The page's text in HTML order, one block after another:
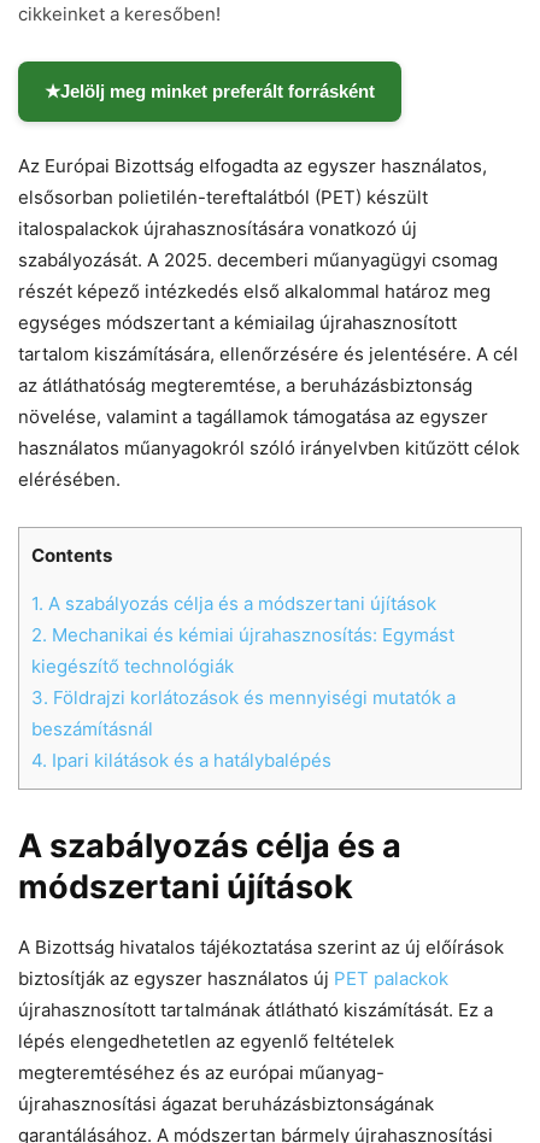
cikkeinket a keresőben!
★Jelölj meg minket preferált forrásként
Az Európai Bizottság elfogadta az egyszer használatos,
elsősorban polietilén-tereftalátból (PET) készült
italospalackok újrahasznosítására vonatkozó új
szabályozását. A 2025. decemberi műanyagügyi csomag
részét képező intézkedés első alkalommal határoz meg
egységes módszertant a kémiailag újrahasznosított
tartalom kiszámítására, ellenőrzésére és jelentésére. A cél
az átláthatóság megteremtése, a beruházásbiztonság
növelése, valamint a tagállamok támogatása az egyszer
használatos műanyagokról szóló irányelvben kitűzött célok
elérésében.
Contents
1. A szabályozás célja és a módszertani újítások
2. Mechanikai és kémiai újrahasznosítás: Egymást
kiegészítő technológiák
3. Földrajzi korlátozások és mennyiségi mutatók a
beszámításnál
4. Ipari kilátások és a hatálybalépés
A szabályozás célja és a
módszertani újítások
A Bizottság hivatalos tájékoztatása szerint az új előírások
biztosítják az egyszer használatos új PET palackok
újrahasznosított tartalmának átlátható kiszámítását. Ez a
lépés elengedhetetlen az egyenlő feltételek
megteremtéséhez és az európai műanyag-
újrahasznosítási ágazat beruházásbiztonságának
garantálásához. A módszertan bármely újrahasznosítási
Helló! Miben segíthetek ma?